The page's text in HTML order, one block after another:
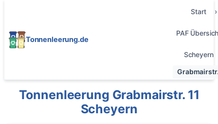
Tonnenleerung.de
Start
PAF
Scheyern
Tonnenleerung Grabmairstr. 11
Scheyern